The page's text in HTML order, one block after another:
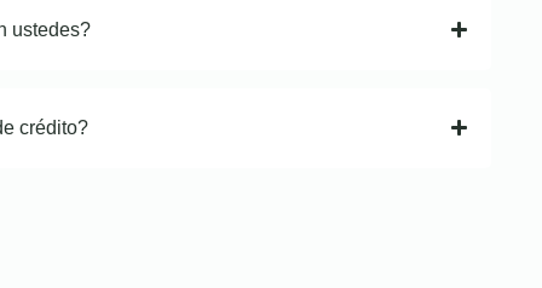
ustedes?
crédito?